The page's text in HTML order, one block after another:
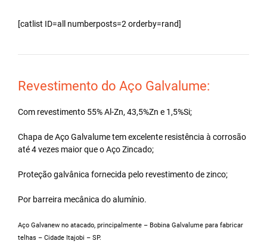
[catlist ID=all numberposts=2 orderby=rand]
Revestimento do Aço Galvalume:
Com revestimento 55% Al-Zn, 43,5%Zn e 1,5%Si;
Chapa de Aço Galvalume tem excelente resistência à corrosão
até 4 vezes maior que o Aço Zincado;
Proteção galvânica fornecida pelo revestimento de zinco;
Por barreira mecânica do alumínio.
Aço Galvanew no atacado, principalmente – Bobina Galvalume para fabricar
telhas – Cidade Itajobi – SP.